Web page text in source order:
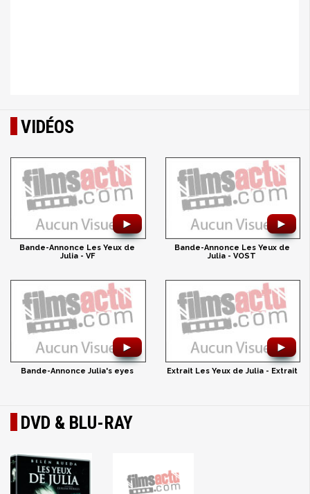
VIDÉOS
►
Bande-Annonce Les Yeux de
Julia - VF
►
Bande-Annonce Les Yeux de
Julia - VOST
►
Bande-Annonce Julia's eyes
►
Extrait Les Yeux de Julia - Extrait
DVD & BLU-RAY